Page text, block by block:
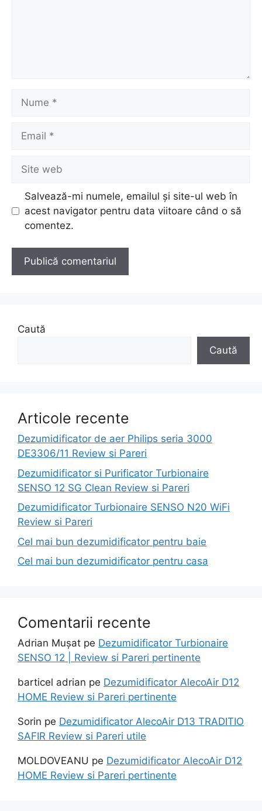
web
Salvează-mi numele, emailul și site-ul web în
acest navigator pentru data viitoare când o să
comentez.
Caută
Caută
Articole recente
Dezumidificator de aer Philips seria 3000
DE3306/11 Review si Pareri
Dezumidificator si Purificator Turbionaire
SENSO 12 SG Clean Review si Pareri
Dezumidificator Turbionaire SENSO N20 WiFi
Review si Pareri
Cel mai bun dezumidificator pentru baie
Cel mai bun dezumidificator pentru casa
Comentarii recente
Adrian Mușat pe Dezumidificator Turbionaire
SENSO 12 | Review si Pareri pertinente
barticel adrian pe Dezumidificator AlecoAir D12
HOME Review si Pareri pertinente
Sorin pe Dezumidificator AlecoAir D13 TRADITIO
SAFIR Review si Pareri utile
MOLDOVEANU pe Dezumidificator AlecoAir D12
HOME Review si Pareri pertinente